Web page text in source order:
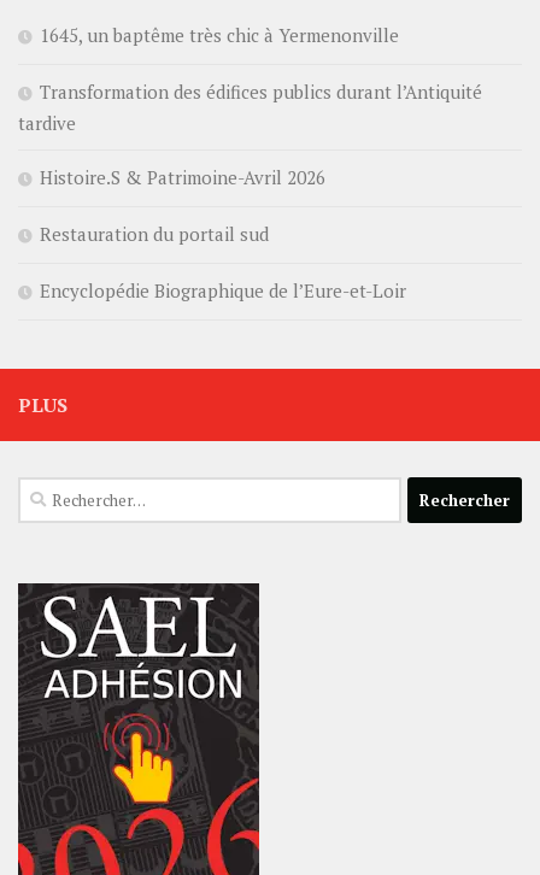
1645, un baptême très chic à Yermenonville
Transformation des édifices publics durant l’Antiquité
tardive
Histoire.S & Patrimoine-Avril 2026
Restauration du portail sud
Encyclopédie Biographique de l’Eure-et-Loir
PLUS
Rechercher :